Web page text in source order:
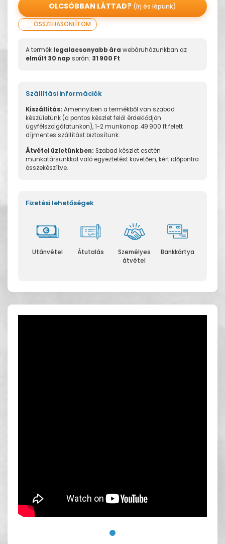
OLCSÓBBAN LÁTTAD? (írj és lépünk)
ÖSSZEHASONLÍTOM
A termék legalacsonyabb ára webáruházunkban az
elmúlt 30 nap során: 31 900 Ft
Szállítási információk
Kiszállítás: Amennyiben a termékből van szabad
készületünk (a pontos készlet felől érdeklődjön
ügyfélszolgálatunkon), 1-2 munkanap. 49.900 ft felett
díjmentes szállítást biztosítunk.
Átvétel üzletünkben: Szabad készlet esetén
munkatársunkkal való egyeztetést követően, kért időpontra
összekészítve.
Fizetési lehetőségek
Utánvétel Átutalás
Személyes
átvétel
Bankkártya